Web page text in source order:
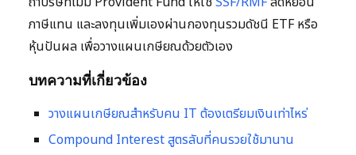
ภาษีแทน และลงทุนเพิ่มเองผ่านกองทุนรวมดัชนี ETF หรือ
หุ้นปันผล เพื่อวางแผนเกษียณด้วยตัวเอง
บทความที่เกี่ยวข้อง
วางแผนเกษียณสำหรับคน IT ต้องเตรียมเงินเท่าไหร่
Compound Interest สูตรลับที่คนรวยใช้มานาน